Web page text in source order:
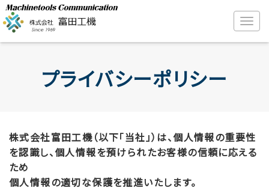
プライバシーポリシー
株式会社富田工機（以下「当社」）は、個人情報の重要性
を認識し、個人情報を預けられたお客様の信頼に応える
ため
個人情報の適切な保護を推進いたします。